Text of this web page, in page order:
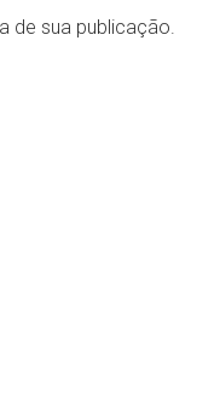
de sua publicação.